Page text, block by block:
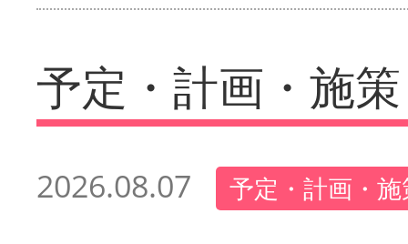
予定・計画・施策
2026.08.07 予定・計画・